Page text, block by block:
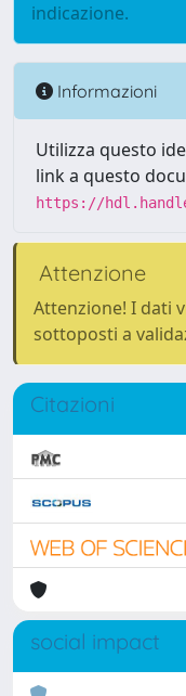
indicazione.
Informazioni
Utilizza questo
link a questo
https://
Attenzione
Attenzione! I dati
sottoposti a
Citazioni
social impact